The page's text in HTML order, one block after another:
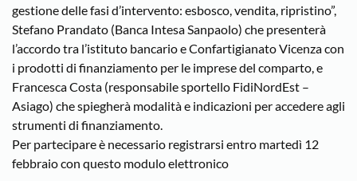
gestione delle fasi d’intervento: esbosco, vendita, ripristino”,
Stefano Prandato (Banca Intesa Sanpaolo) che presenterà
l’accordo tra l’istituto bancario e Confartigianato Vicenza con
i prodotti di finanziamento per le imprese del comparto, e
Francesca Costa (responsabile sportello FidiNordEst –
Asiago) che spiegherà modalità e indicazioni per accedere agli
strumenti di finanziamento.
Per partecipare è necessario registrarsi entro martedì 12
febbraio con questo modulo elettronico